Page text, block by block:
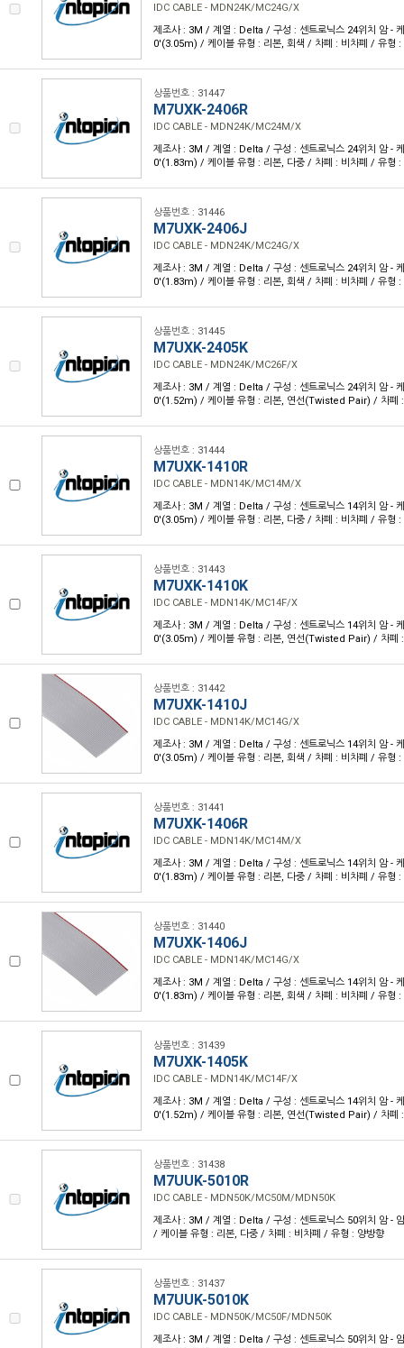
IDC CABLE - MDN24K/MC24G/X
제조사 : 3M / 계열 : Delta / 구성 : 센트로닉스 24위치 암 -
0'(3.05m) / 케이블 유형 : 리본, 회색 / 차폐 : 비차폐 / 유형 :
상품번호 : 31447
M7UXK-2406R
IDC CABLE - MDN24K/MC24M/X
제조사 : 3M / 계열 : Delta / 구성 : 센트로닉스 24위치 암 -
0'(1.83m) / 케이블 유형 : 리본, 다중 / 차폐 : 비차폐 / 유형 :
상품번호 : 31446
M7UXK-2406J
IDC CABLE - MDN24K/MC24G/X
제조사 : 3M / 계열 : Delta / 구성 : 센트로닉스 24위치 암 -
0'(1.83m) / 케이블 유형 : 리본, 회색 / 차폐 : 비차폐 / 유형 :
상품번호 : 31445
M7UXK-2405K
IDC CABLE - MDN24K/MC26F/X
제조사 : 3M / 계열 : Delta / 구성 : 센트로닉스 24위치 암 -
0'(1.52m) / 케이블 유형 : 리본, 연선(Twisted Pair) / 차폐 :
상품번호 : 31444
M7UXK-1410R
IDC CABLE - MDN14K/MC14M/X
제조사 : 3M / 계열 : Delta / 구성 : 센트로닉스 14위치 암 -
0'(3.05m) / 케이블 유형 : 리본, 다중 / 차폐 : 비차폐 / 유형 :
상품번호 : 31443
M7UXK-1410K
IDC CABLE - MDN14K/MC14F/X
제조사 : 3M / 계열 : Delta / 구성 : 센트로닉스 14위치 암 -
0'(3.05m) / 케이블 유형 : 리본, 연선(Twisted Pair) / 차폐 :
상품번호 : 31442
M7UXK-1410J
IDC CABLE - MDN14K/MC14G/X
제조사 : 3M / 계열 : Delta / 구성 : 센트로닉스 14위치 암 -
0'(3.05m) / 케이블 유형 : 리본, 회색 / 차폐 : 비차폐 / 유형 :
상품번호 : 31441
M7UXK-1406R
IDC CABLE - MDN14K/MC14M/X
제조사 : 3M / 계열 : Delta / 구성 : 센트로닉스 14위치 암 -
0'(1.83m) / 케이블 유형 : 리본, 다중 / 차폐 : 비차폐 / 유형 :
상품번호 : 31440
M7UXK-1406J
IDC CABLE - MDN14K/MC14G/X
제조사 : 3M / 계열 : Delta / 구성 : 센트로닉스 14위치 암 -
0'(1.83m) / 케이블 유형 : 리본, 회색 / 차폐 : 비차폐 / 유형 :
상품번호 : 31439
M7UXK-1405K
IDC CABLE - MDN14K/MC14F/X
제조사 : 3M / 계열 : Delta / 구성 : 센트로닉스 14위치 암 -
0'(1.52m) / 케이블 유형 : 리본, 연선(Twisted Pair) / 차폐 :
상품번호 : 31438
M7UUK-5010R
IDC CABLE - MDN50K/MC50M/MDN50K
제조사 : 3M / 계열 : Delta / 구성 : 센트로닉스 50위치 암 -
/ 케이블 유형 : 리본, 다중 / 차폐 : 비차폐 / 유형 : 양방향
상품번호 : 31437
M7UUK-5010K
IDC CABLE - MDN50K/MC50F/MDN50K
제조사 : 3M / 계열 : Delta / 구성 : 센트로닉스 50위치 암 -